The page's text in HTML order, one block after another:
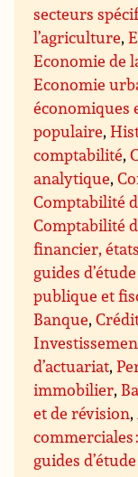
secteurs
l’agriculture,
Economie de
Economie
économiques
populaire,
comptabilité,
analytique,
Comptabilité
Comptabilité
financier,
guides
publique et
Banque,
d’actuariat,
immobilier,
et de révision,
commerciales
guides